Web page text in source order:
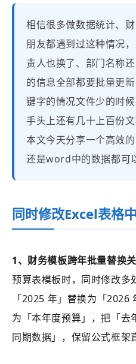
相信很多做数据统计、
朋友都遇到过这种情况
责人也换了、部门名称
的信息全部都要批量更
键字的情况文件少的时
手头上还有几十上百份
本文今天分享一个高效
还是word中的数据都可
同时修改Excel表格
1、财务模板跨年批量替换关
预算表模板时，同时修改多
「2025 年」替换为「
为「本年度预算」，把「去
同期数据」，保留公式框架